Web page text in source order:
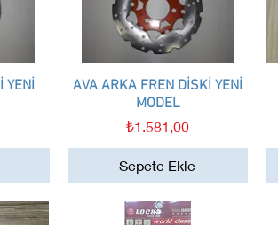
YENİ
Hızlı Bakış
AVA ARKA FREN DİSKİ YENİ
MODEL
Fiyat
₺1.581,00
Sepete Ekle